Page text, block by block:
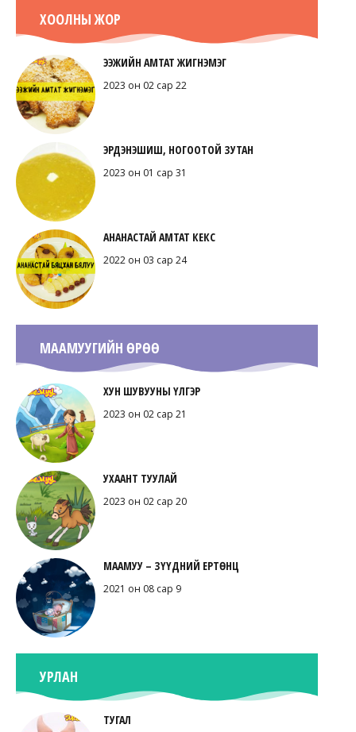
ХООЛНЫ ЖОР
ЭЭЖИЙН АМТАТ ЖИГНЭМЭГ
2023 он 02 сар 22
ЭРДЭНЭШИШ, НОГООТОЙ ЗУТАН
2023 он 01 сар 31
АНАНАСТАЙ АМТАТ КЕКС
2022 он 03 сар 24
МААМУУГИЙН ӨРӨӨ
ХУН ШУВУУНЫ ҮЛГЭР
2023 он 02 сар 21
УХААНТ ТУУЛАЙ
2023 он 02 сар 20
МААМУУ – ЗҮҮДНИЙ ЕРТӨНЦ
2021 он 08 сар 9
УРЛАН
ТУГАЛ